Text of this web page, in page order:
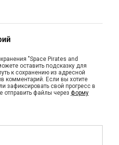
"Space Pirates and
оставить подсказку для
к сохранению из адресной
комментарий. Если вы хотите
зафиксировать свой прогресс в
отправить файлы через форму